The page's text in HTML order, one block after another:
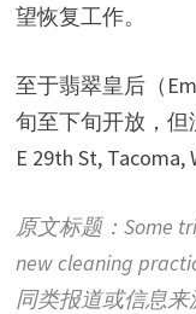
望恢复工作。
至于翡翠皇后（
旬至下旬开放，但
E 29th St, Tacoma,
原文标题：Some
new cleaning
同类报道或信息来